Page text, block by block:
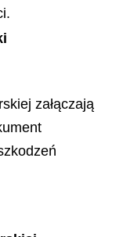
załączają